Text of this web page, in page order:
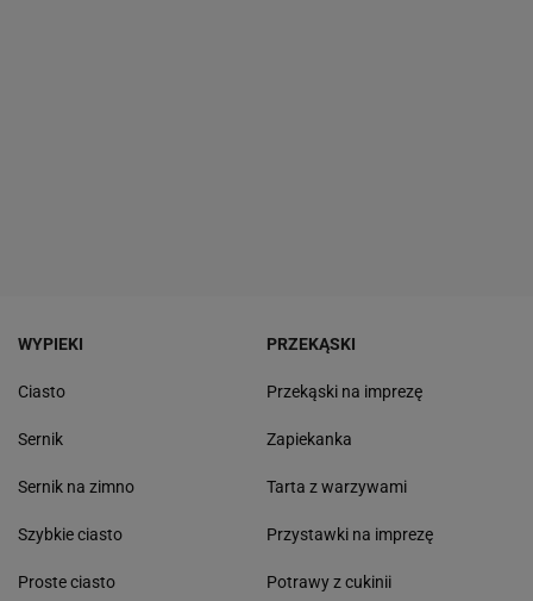
WYPIEKI
Ciasto
Sernik
Sernik na zimno
Szybkie ciasto
Proste ciasto
PRZEKĄSKI
Przekąski na imprezę
Zapiekanka
Tarta z warzywami
Przystawki na imprezę
Potrawy z cukinii